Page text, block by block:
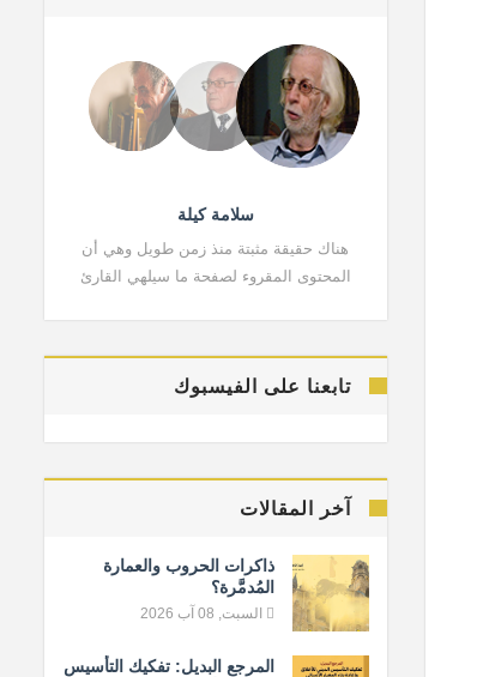
سلامة كيلة
هناك حقيقة مثبتة منذ زمن طويل وهي أن
المحتوى المقروء لصفحة ما سيلهي القارئ
تابعنا على الفيسبوك
آخر المقالات
ذاكرات الحروب والعمارة
المُدمَّرة؟
السبت, 08 آب 2026
المرجع البديل: تفكيك التأسيس